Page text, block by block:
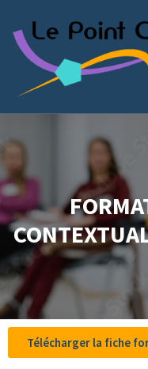
Télécharger la fiche